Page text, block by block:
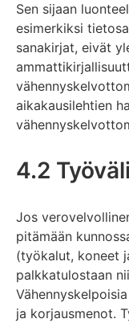
Sen sijaan
esimerkiksi
sanakirjat, eivät
aikakausilehtien
4.2
Jos
pitämään
(työkalut, koneet
palkkatulostaan
ja korjausmenot.